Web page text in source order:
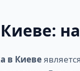
в Киеве